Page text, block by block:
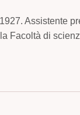
Assistente
Facoltà di